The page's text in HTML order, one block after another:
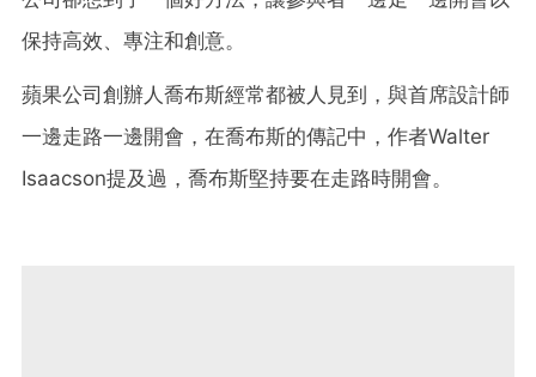
保持高效、專注和創意。
蘋果公司創辦人喬布斯經常都被人見到，與首席設計師
一邊走路一邊開會，在喬布斯的傳記中，作者Walter
Isaacson提及過，喬布斯堅持要在走路時開會。